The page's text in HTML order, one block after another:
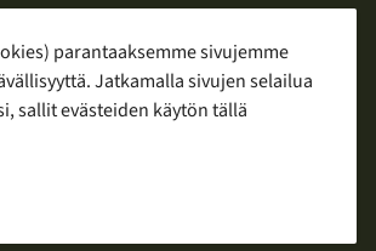
parantaaksemme sivujemme
Jatkamalla sivujen selailua
sallit evästeiden käytön tällä